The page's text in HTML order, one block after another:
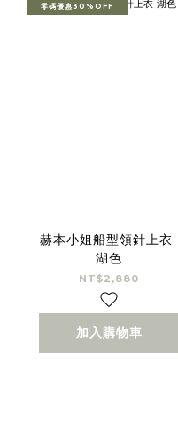
零碼優惠30%OFF
赫本小姐船型領針上衣-
湖色
NT$2,880
加入購物車